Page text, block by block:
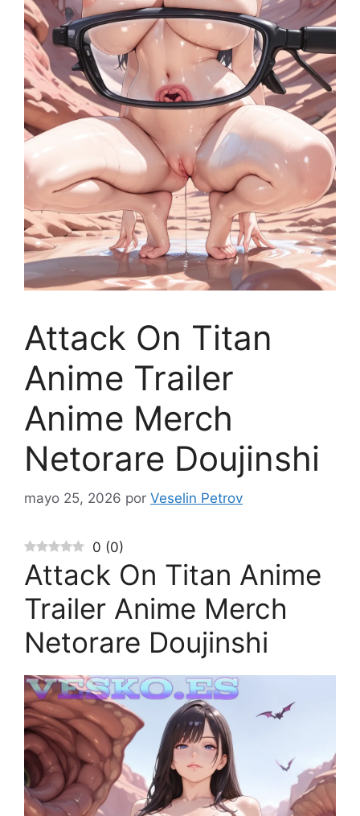
Attack On Titan
Anime Trailer
Anime Merch
Netorare Doujinshi
mayo 25, 2026 por Veselin Petrov
0 (0)
Attack On Titan Anime
Trailer Anime Merch
Netorare Doujinshi